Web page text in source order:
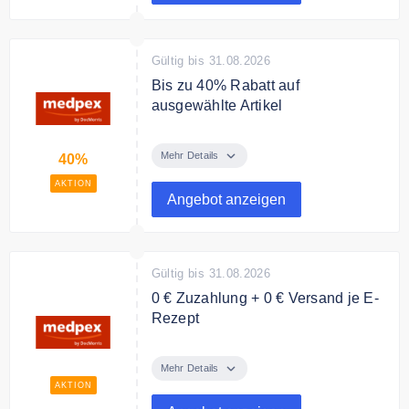
40%
AKTION
Gültig bis 31.08.2026
Bis zu 40% Rabatt auf
ausgewählte Artikel
ausgewählte Artikel bei medpex
Mehr Details
Angebot anzeigen
AKTION
Gültig bis 31.08.2026
0 € Zuzahlung + 0 € Versand je E-
Rezept
Rezept. Einfach App runterladen
Mehr Details